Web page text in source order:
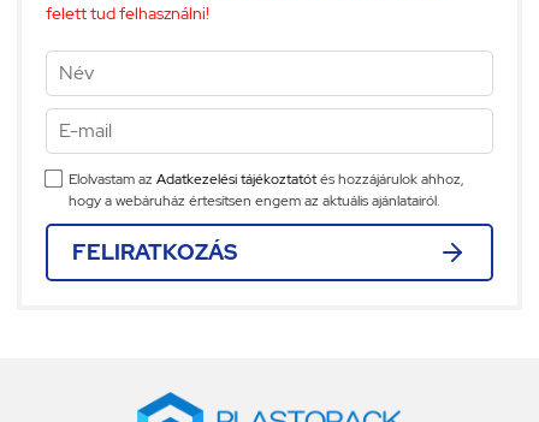
felett tud felhasználni!
Elolvastam az Adatkezelési tájékoztatótés hozzájárulok ahhoz,
hogy a webáruház értesítsen engem az aktuális ajánlatairól.
FELIRATKOZÁS